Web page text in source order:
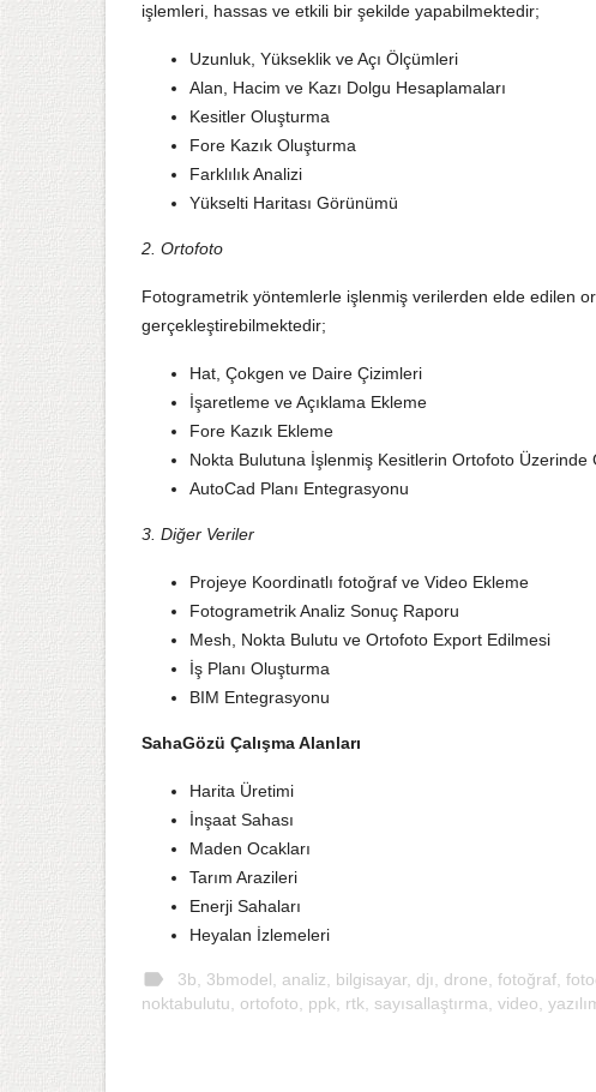
işlemleri, hassas ve etkili bir şekilde yapabilmektedir;
Uzunluk, Yükseklik ve Açı Ölçümleri
Alan, Hacim ve Kazı Dolgu Hesaplamaları
Kesitler Oluşturma
Fore Kazık Oluşturma
Farklılık Analizi
Yükselti Haritası Görünümü
2. Ortofoto
Fotogrametrik yöntemlerle işlenmiş verilerden elde edilen
gerçekleştirebilmektedir;
Hat, Çokgen ve Daire Çizimleri
İşaretleme ve Açıklama Ekleme
Fore Kazık Ekleme
Nokta Bulutuna İşlenmiş Kesitlerin Ortofoto Üzerinde
AutoCad Planı Entegrasyonu
3. Diğer Veriler
Projeye Koordinatlı fotoğraf ve Video Ekleme
Fotogrametrik Analiz Sonuç Raporu
Mesh, Nokta Bulutu ve Ortofoto Export Edilmesi
İş Planı Oluşturma
BIM Entegrasyonu
SahaGözü Çalışma Alanları
Harita Üretimi
İnşaat Sahası
Maden Ocakları
Tarım Arazileri
Enerji Sahaları
Heyalan İzlemeleri
label 3b, 3bmodel, analiz, bilgisayar, djı, drone, fotoğraf,
noktabulutu, ortofoto, ppk, rtk, sayısallaştırma, video,